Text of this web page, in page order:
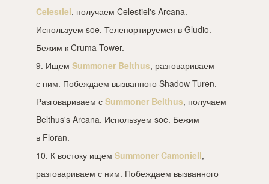
Celestiel, получаем Celestiel's Arcana.
Используем soe. Телепортируемся в Gludio.
Бежим к Cruma Tower.
9. Ищем Summoner Belthus, разговариваем
с ним. Побеждаем вызванного Shadow Turen.
Разговариваем с Summoner Belthus, получаем
Belthus's Arcana. Используем soe. Бежим
в Floran.
10. К востоку ищем Summoner Camoniell,
разговариваем с ним. Побеждаем вызванного